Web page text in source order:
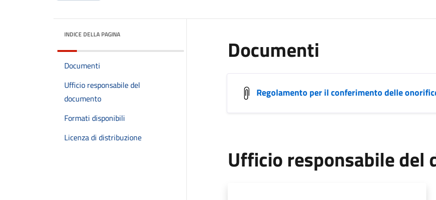
INDICE DELLA PAGINA
Documenti
Ufficio responsabile del
documento
Formati disponibili
Licenza di distribuzione
Documenti
Regolamento per il conferimento delle
Ufficio responsabile del